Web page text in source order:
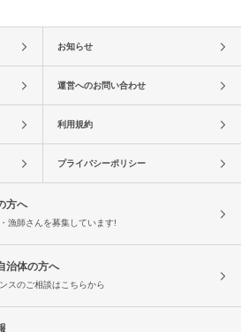
お知らせ
運営へのお問い合わせ
利用規約
プライバシーポリシー
方へ
漁師さんを募集しています!
治体の方へ
スのご相談はこちらから